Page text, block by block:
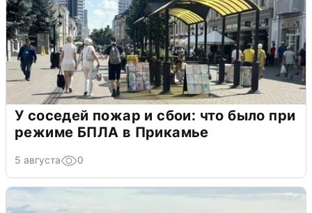
У соседей пожар и сбои: что было при
режиме БПЛА в Прикамье
5 августа 0